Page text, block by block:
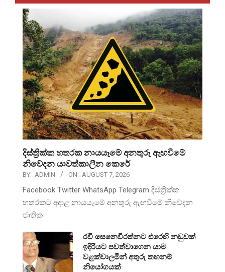
දිස්ත්‍රික්ක හතරක නායයෑමේ අනතුරු ඇඟවීමේ
නිවේදන යාවත්කාලීන කෙරේ
BY: ADMIN ON: AUGUST 7, 2026
Facebook Twitter WhatsApp Telegram දිස්ත්‍රික්ක
හතරකට අදාළ නායයෑමේ අනතුරු ඇඟවීමේ නිවේදන
ජාතික
රවී සෙනෙවිරත්නට එරෙහි නඩුවක්
ඉදිරියට පවත්වාගෙන යාම
වළක්වාලමින් අතුරු තහනම්
නියෝගයක්